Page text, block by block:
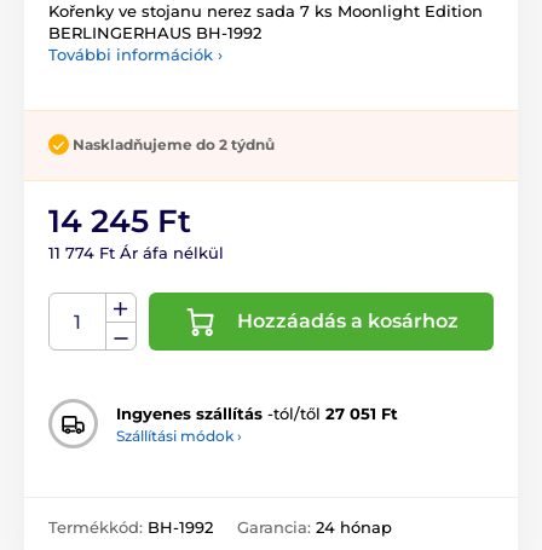
Kořenky ve stojanu nerez sada 7 ks Moonlight Edition
BERLINGERHAUS BH-1992
További információk ›
Naskladňujeme do 2 týdnů
14 245 Ft
11 774 Ft Ár áfa nélkül
Hozzáadás a kosárhoz
Ingyenes szállítás -tól/től 27 051 Ft
Szállítási módok ›
Termékkód: BH-1992 Garancia: 24 hónap